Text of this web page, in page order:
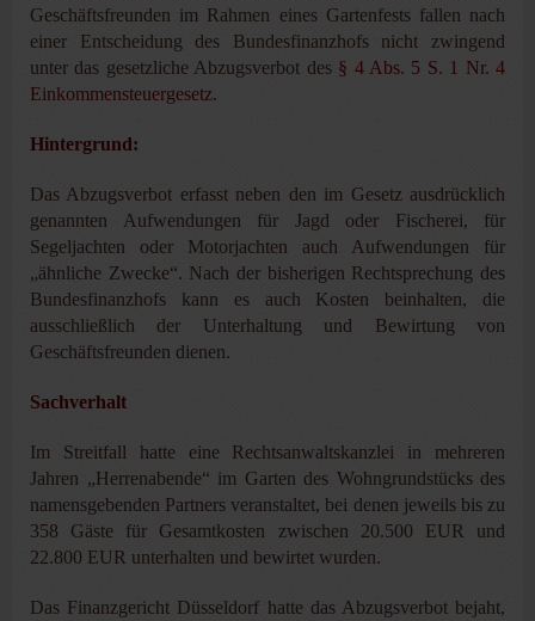
Geschäftsfreunden im Rahmen eines Gartenfests fallen nach
einer Entscheidung des Bundesfinanzhofs nicht zwingend
unter das gesetzliche Abzugsverbot des § 4 Abs. 5 S. 1 Nr. 4
Einkommensteuergesetz.
Hintergrund:
Das Abzugsverbot erfasst neben den im Gesetz ausdrücklich
genannten Aufwendungen für Jagd oder Fischerei, für
Segeljachten oder Motorjachten auch Aufwendungen für
„ähnliche Zwecke“. Nach der bisherigen Rechtsprechung des
Bundesfinanzhofs kann es auch Kosten beinhalten, die
ausschließlich der Unterhaltung und Bewirtung von
Geschäftsfreunden dienen.
Sachverhalt
Im Streitfall hatte eine Rechtsanwaltskanzlei in mehreren
Jahren „Herrenabende“ im Garten des Wohngrundstücks des
namensgebenden Partners veranstaltet, bei denen jeweils bis zu
358 Gäste für Gesamtkosten zwischen 20.500 EUR und
22.800 EUR unterhalten und bewirtet wurden.
Das Finanzgericht Düsseldorf hatte das Abzugsverbot bejaht,